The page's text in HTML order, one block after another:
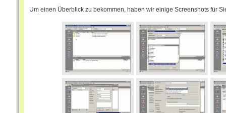
Um einen Überblick zu bekommen, haben wir einige Screenshots für